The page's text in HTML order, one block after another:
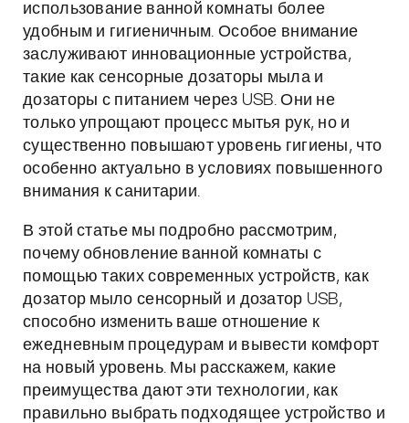
использование ванной комнаты более
удобным и гигиеничным. Особое внимание
заслуживают инновационные устройства,
такие как сенсорные дозаторы мыла и
дозаторы с питанием через USB. Они не
только упрощают процесс мытья рук, но и
существенно повышают уровень гигиены, что
особенно актуально в условиях повышенного
внимания к санитарии.
В этой статье мы подробно рассмотрим,
почему обновление ванной комнаты с
помощью таких современных устройств, как
дозатор мыло сенсорный и дозатор USB,
способно изменить ваше отношение к
ежедневным процедурам и вывести комфорт
на новый уровень. Мы расскажем, какие
преимущества дают эти технологии, как
правильно выбрать подходящее устройство и